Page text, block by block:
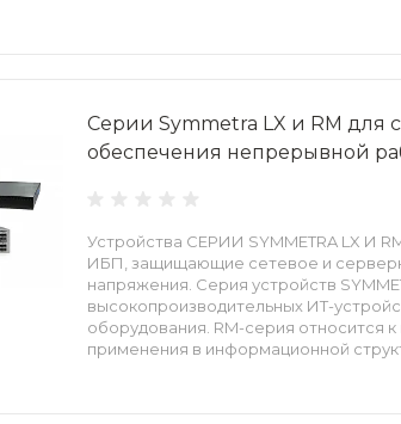
Серии Symmetra LX и RM для
обеспечения непрерывной
Устройства СЕРИИ SYMMETRA LX И
ИБП, защищающие сетевое и
напряжения. Серия устройств
высокопроизводительных ИТ-
оборудования. RM-серия
применения в информационной